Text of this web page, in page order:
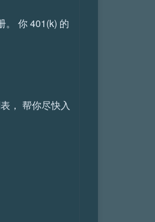
。 你 401(k) 的
， 帮你尽快入